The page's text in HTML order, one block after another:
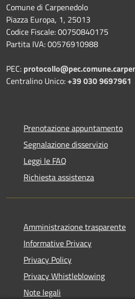
Comune di Carpenedolo
Piazza Europa, 1, 25013
Codice Fiscale: 00750840175
Partita IVA: 00576910988
PEC:
Centralino Unico:+39 030 9697961
Prenotazione appuntamento
Segnalazione disservizio
Leggi le FAQ
Richiesta assistenza
Amministrazione trasparente
Informative Privacy
Privacy Policy
Privacy Whistleblowing
Note legali